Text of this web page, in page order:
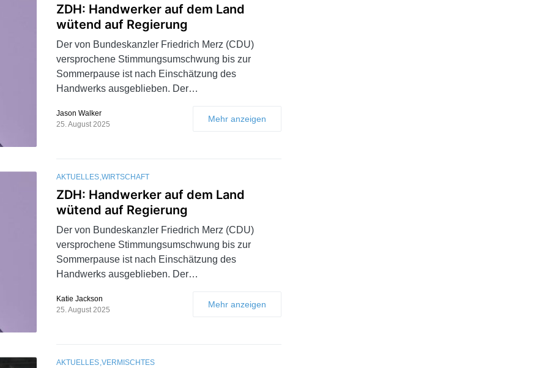
ZDH: Handwerker auf dem Land
wütend auf Regierung
Der von Bundeskanzler Friedrich Merz (CDU)
versprochene Stimmungsumschwung bis zur
Sommerpause ist nach Einschätzung des
Handwerks ausgeblieben. Der…
Jason Walker
25. August 2025
Mehr anzeigen
AKTUELLES WIRTSCHAFT
ZDH: Handwerker auf dem Land
wütend auf Regierung
Der von Bundeskanzler Friedrich Merz (CDU)
versprochene Stimmungsumschwung bis zur
Sommerpause ist nach Einschätzung des
Handwerks ausgeblieben. Der…
Katie Jackson
25. August 2025
Mehr anzeigen
AKTUELLES VERMISCHTES